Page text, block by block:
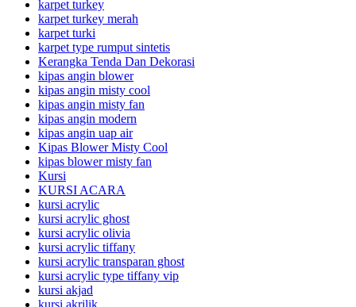
karpet turkey
karpet turkey merah
karpet turki
karpet type rumput sintetis
Kerangka Tenda Dan Dekorasi
kipas angin blower
kipas angin misty cool
kipas angin misty fan
kipas angin modern
kipas angin uap air
Kipas Blower Misty Cool
kipas blower misty fan
Kursi
KURSI ACARA
kursi acrylic
kursi acrylic ghost
kursi acrylic olivia
kursi acrylic tiffany
kursi acrylic transparan ghost
kursi acrylic type tiffany vip
kursi akjad
kursi akrilik